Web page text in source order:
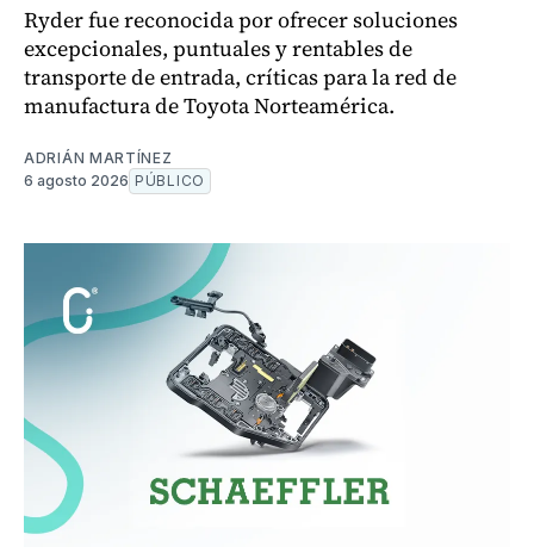
Ryder fue reconocida por ofrecer soluciones
excepcionales, puntuales y rentables de
transporte de entrada, críticas para la red de
manufactura de Toyota Norteamérica.
ADRIÁN MARTÍNEZ
6 agosto 2026 PÚBLICO